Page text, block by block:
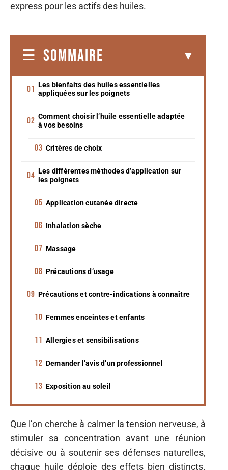
express pour les actifs des huiles.
SOMMAIRE
Les bienfaits des huiles essentielles
appliquées sur les poignets
Comment choisir l’huile essentielle adaptée
à vos besoins
Critères de choix
Les différentes méthodes d’application sur
les poignets
Application cutanée directe
Inhalation sèche
Massage
Précautions d’usage
Précautions et contre-indications à connaître
Femmes enceintes et enfants
Allergies et sensibilisations
Demander l’avis d’un professionnel
Exposition au soleil
Que l’on cherche à calmer la tension nerveuse, à
stimuler sa concentration avant une réunion
décisive ou à soutenir ses défenses naturelles,
chaque huile déploie des effets bien distincts.